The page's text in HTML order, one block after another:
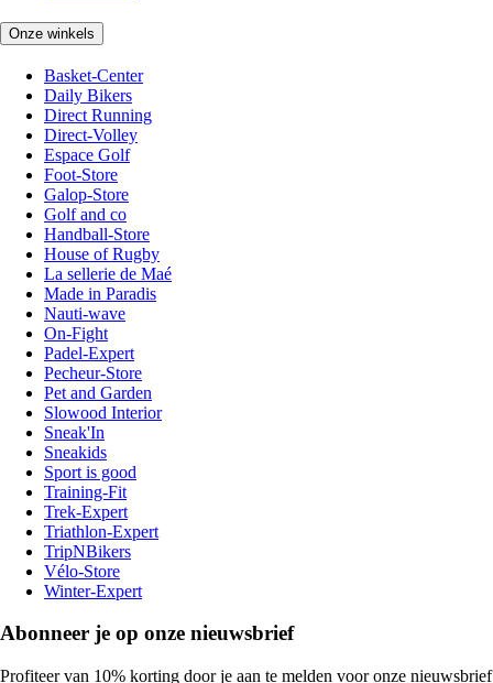
Onze winkels
Basket-Center
Daily Bikers
Direct Running
Direct-Volley
Espace Golf
Foot-Store
Galop-Store
Golf and co
Handball-Store
House of Rugby
La sellerie de Maé
Made in Paradis
Nauti-wave
On-Fight
Padel-Expert
Pecheur-Store
Pet and Garden
Slowood Interior
Sneak'In
Sneakids
Sport is good
Training-Fit
Trek-Expert
Triathlon-Expert
TripNBikers
Vélo-Store
Winter-Expert
Abonneer je op onze nieuwsbrief
Profiteer van 10% korting door je aan te melden voor onze nieuwsbrief